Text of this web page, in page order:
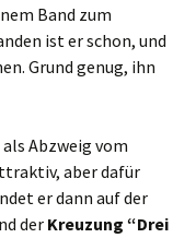
Band zum
ist er schon, und
Grund genug, ihn
Abzweig vom
aber dafür
er dann auf der
der Kreuzung “Drei